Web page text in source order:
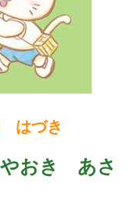
はづき
おき あさ